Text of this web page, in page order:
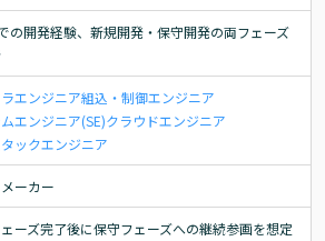
の開発経験、新規開発・保守開発の両フェーズ
エンジニア組込・制御エンジニア
エンジニア(SE)クラウドエンジニア
ックエンジニア
ーカー
ーズ完了後に保守フェーズへの継続参画を想定